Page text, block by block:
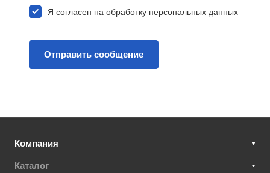
Я согласен на обработку персональных данных
Компания
Каталог